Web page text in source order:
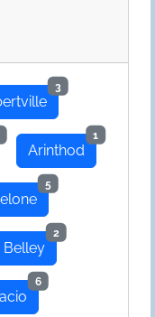
3
Arinthod
1
5
Belley
2
6